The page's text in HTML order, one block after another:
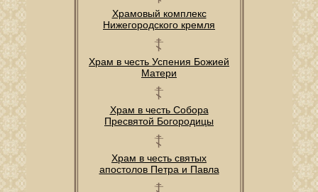
Храмовый комплекс
Нижегородского кремля
Храм в честь Успения Божией
Матери
Храм в честь Собора
Пресвятой Богородицы
Храм в честь святых
апостолов Петра и Павла